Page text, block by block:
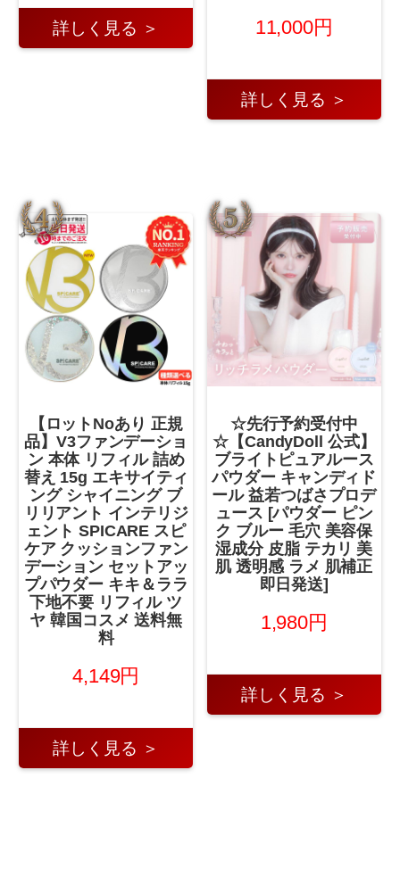
詳しく見る ＞ 11,000円
詳しく見る ＞
【ロットNoあり 正規
品】V3ファンデーショ
ン 本体 リフィル 詰め
替え 15g エキサイティ
ング シャイニング ブ
リリアント インテリジ
ェント SPICARE スピ
ケア クッションファン
デーション セットアッ
プパウダー キキ＆ララ
下地不要 リフィル ツ
ヤ 韓国コスメ 送料無
料
4,149円
詳しく見る ＞
☆先行予約受付中
☆【CandyDoll 公式】
ブライトピュアルース
パウダー キャンディド
ール 益若つばさプロデ
ュース [パウダー ピン
ク ブルー 毛穴 美容保
湿成分 皮脂 テカリ 美
肌 透明感 ラメ 肌補正
即日発送]
1,980円
詳しく見る ＞